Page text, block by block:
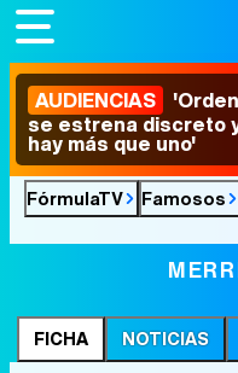
AUDIENCIAS
se estrena discreto
hay más que uno'
FórmulaTV Famosos
FICHA NOTICIAS